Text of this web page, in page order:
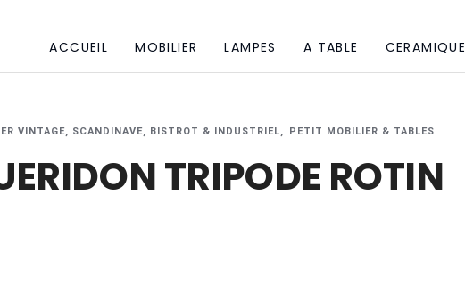
ACCUEIL MOBILIER LAMPES A TABLE CERAMIQUE
VINTAGE, SCANDINAVE, BISTROT & INDUSTRIEL PETIT MOBILIER & TABLES
TRIPODE ROTIN